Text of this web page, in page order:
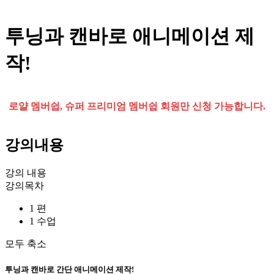
투닝과 캔바로 애니메이션 제
작!
로얄 멤버쉽, 슈퍼 프리미엄 멤버쉽 회원만 신청 가능합니다.
강의내용
강의 내용
강의목차
1 편
1 수업
모두 축소
투닝과 캔바로 간단 애니메이션 제작!